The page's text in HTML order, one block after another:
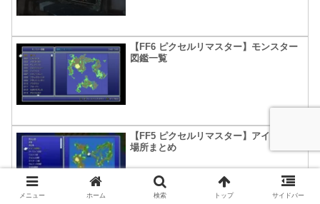
【FF6 ピクセルリマスター】モンスター
図鑑一覧
【FF5 ピクセルリマスター】アイテムの
場所まとめ
メニュー ホーム 検索 トップ サイドバー